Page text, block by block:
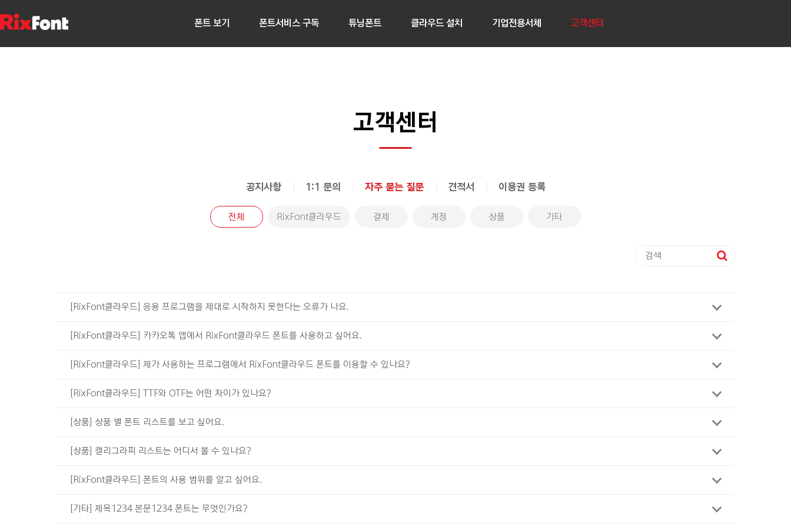
폰트 보기 폰트서비스 구독 튜닝폰트 클라우드 설치 기업전용서체 고객센터
고객센터
공지사항 1:1 문의 자주 묻는 질문 견적서 이용권 등록
전체 RixFont클라우드 결제 계정 상품 기타
[RixFont클라우드] 응용 프로그램을 제대로 시작하지 못한다는 오류가 나요.
[RixFont클라우드] 카카오톡 앱에서 RixFont클라우드 폰트를 사용하고 싶어요.
[RixFont클라우드] 제가 사용하는 프로그램에서 RixFont클라우드 폰트를 이용할 수 있나요?
[RixFont클라우드] TTF와 OTF는 어떤 차이가 있나요?
[상품] 상품 별 폰트 리스트를 보고 싶어요.
[상품] 캘리그라피 리스트는 어디서 볼 수 있나요?
[RixFont클라우드] 폰트의 사용 범위를 알고 싶어요.
[기타] 제목1234 본문1234 폰트는 무엇인가요?